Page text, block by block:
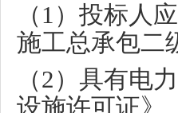
（ 1 ）投标人
施工总承包二
（2 ）具有电
设施许可证》